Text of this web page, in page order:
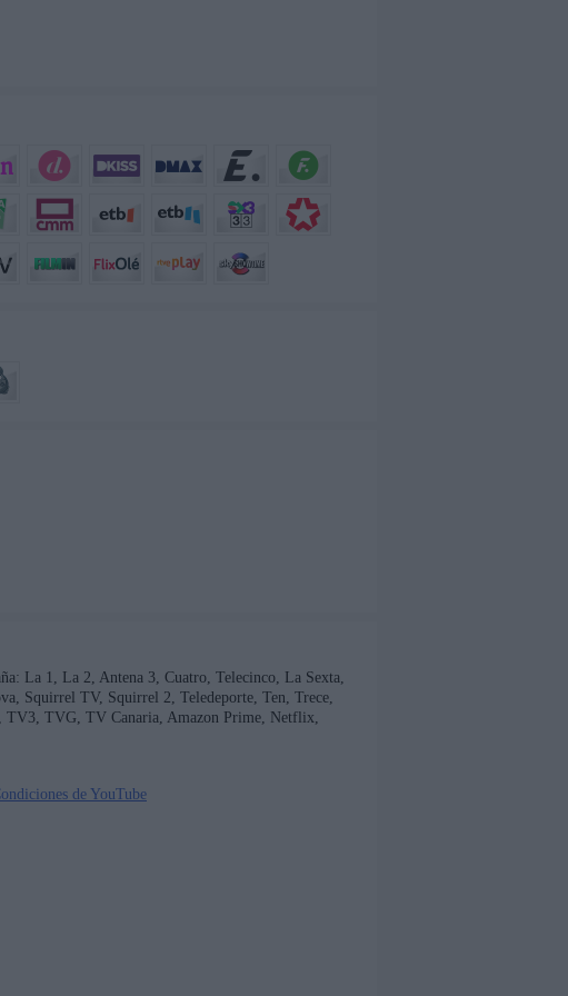
La 1, La 2, Antena 3, Cuatro, Telecinco, La Sexta,
Squirrel TV, Squirrel 2, Teledeporte, Ten, Trece,
TV3, TVG, TV Canaria, Amazon Prime, Netflix,
de YouTube